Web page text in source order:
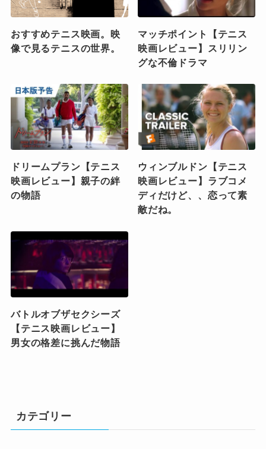
おすすめテニス映画。映
像で見るテニスの世界。
マッチポイント【テニス
映画レビュー】スリリン
グな不倫ドラマ
ドリームプラン【テニス
映画レビュー】親子の絆
の物語
ウィンブルドン【テニス
映画レビュー】ラブコメ
ディだけど、、恋って素
敵だね。
バトルオブザセクシーズ
【テニス映画レビュー】
男女の格差に挑んだ物語
カテゴリー